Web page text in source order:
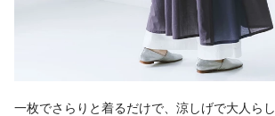
一枚でさらりと着るだけで、涼しげで大人らし